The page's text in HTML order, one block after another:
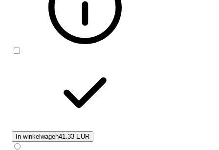
In winkelwagen41.33 EUR